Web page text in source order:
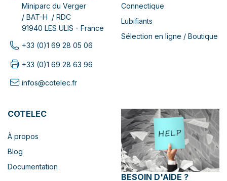
Miniparc du Verger
/ BAT-H / RDC
91940 LES ULIS - France
+33 (0)1 69 28 05 06
+33 (0)1 69 28 63 96
infos@cotelec.fr
Connectique
Lubifiants
Sélection en ligne / Boutique
COTELEC
À propos
Blog
Documentation
BESOIN D'AIDE ?